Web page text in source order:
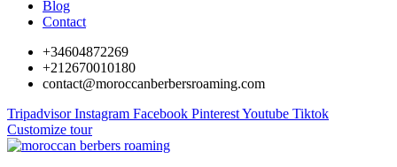
Blog
Contact
+34604872269
+212670010180
contact@moroccanberbersroaming.com
Tripadvisor Instagram Facebook PinterestYoutube Tiktok
Customize tour